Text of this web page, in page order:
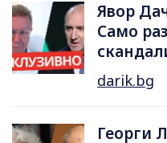
Явор
Само
darik.bg
Георги